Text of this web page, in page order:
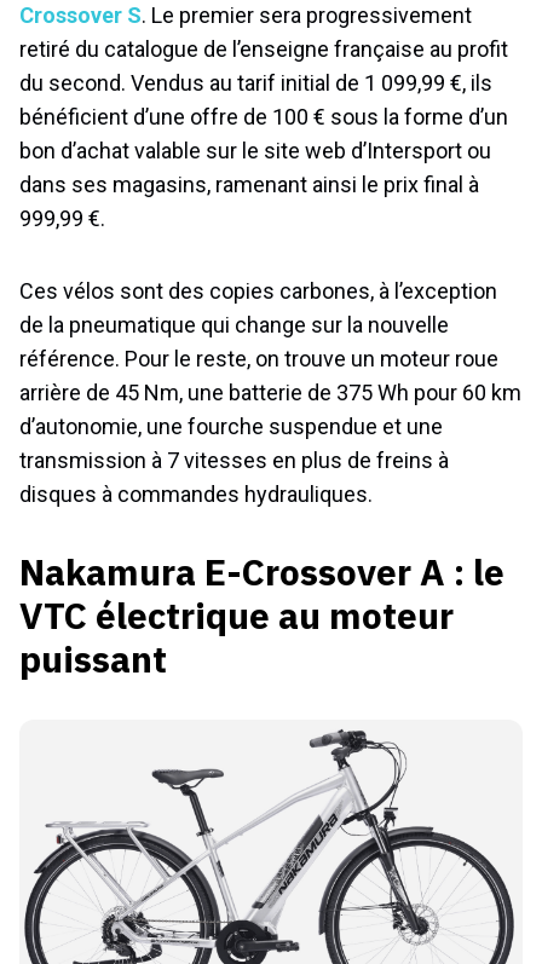
Crossover S. Le premier sera progressivement
retiré du catalogue de l’enseigne française au profit
du second. Vendus au tarif initial de 1 099,99 €, ils
bénéficient d’une offre de 100 € sous la forme d’un
bon d’achat valable sur le site web d’Intersport ou
dans ses magasins, ramenant ainsi le prix final à
999,99 €.
Ces vélos sont des copies carbones, à l’exception
de la pneumatique qui change sur la nouvelle
référence. Pour le reste, on trouve un moteur roue
arrière de 45 Nm, une batterie de 375 Wh pour 60 km
d’autonomie, une fourche suspendue et une
transmission à 7 vitesses en plus de freins à
disques à commandes hydrauliques.
Nakamura E-Crossover A : le
VTC électrique au moteur
puissant